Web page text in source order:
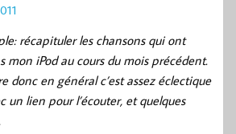
récapituler les chansons qui ont
mon iPod au cours du mois précédent.
donc en général c’est assez éclectique
un lien pour l’écouter, et quelques